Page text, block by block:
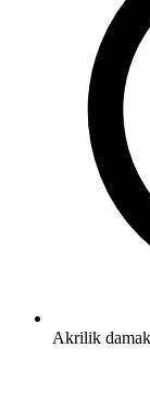
Akrilik